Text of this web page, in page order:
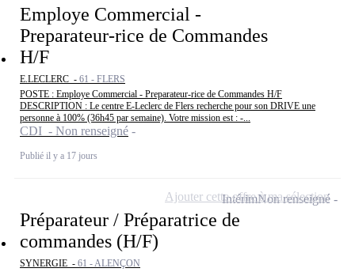
Employe Commercial -
Preparateur-rice de Commandes
H/F
E.LECLERC - 61 - FLERS
POSTE : Employe Commercial - Preparateur-rice de Commandes H/F
DESCRIPTION : Le centre E-Leclerc de Flers recherche pour son DRIVE une
personne à 100% (36h45 par semaine). Votre mission est : -...
CDI - Non renseigné
Publié il y a 17 jours
Préparateur / Préparatrice de
commandes (H/F)
SYNERGIE - 61 - ALENÇON
IntérimNon renseigné
Ajouter cette offre à ma sélection